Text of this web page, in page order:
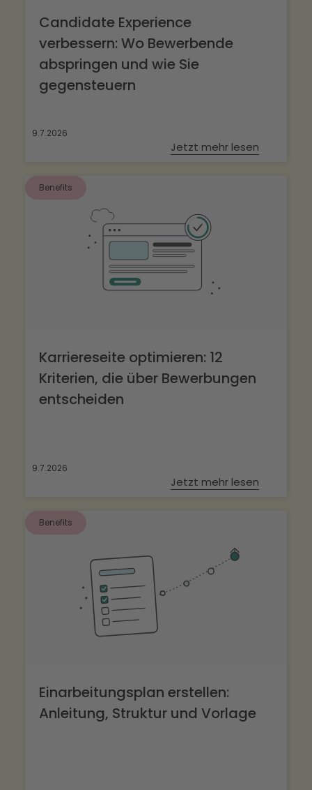
Candidate Experience
verbessern: Wo Bewerbende
abspringen und wie Sie
gegensteuern
9.7.2026
Jetzt mehr lesen
Benefits
Karriereseite optimieren: 12
Kriterien, die über Bewerbungen
entscheiden
9.7.2026
Jetzt mehr lesen
Benefits
Einarbeitungsplan erstellen:
Anleitung, Struktur und Vorlage